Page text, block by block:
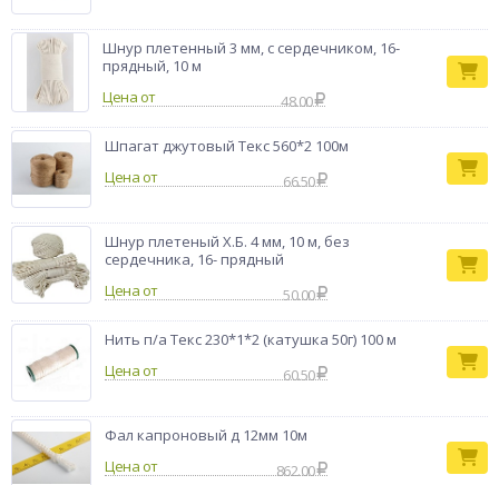
Шнур плетенный 3 мм, с сердечником, 16-
прядный, 10 м
Цена от
48.00
Шпагат джутовый Текс 560*2 100м
Цена от
66.50
Шнур плетеный Х.Б. 4 мм, 10 м, без
сердечника, 16- прядный
Цена от
50.00
Нить п/а Текс 230*1*2 (катушка 50г) 100 м
Цена от
60.50
Фал капроновый д 12мм 10м
Цена от
862.00